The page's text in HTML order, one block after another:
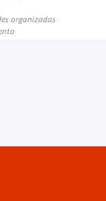
organizadas